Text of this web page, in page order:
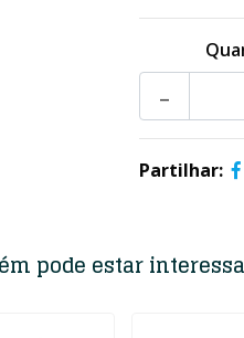
-
Partilhar:
pode estar